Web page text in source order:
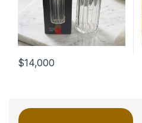
$14,000